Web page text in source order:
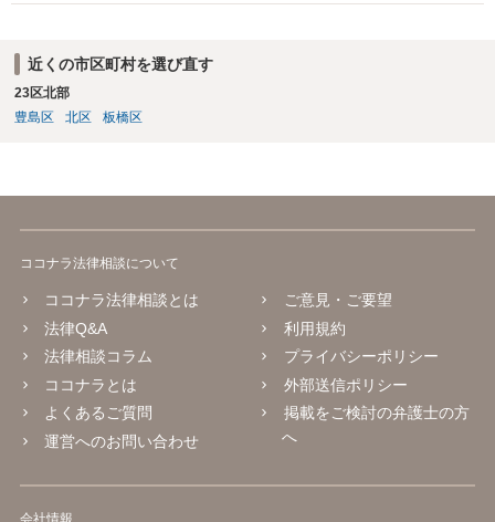
近くの市区町村を選び直す
23区北部
豊島区
北区 板橋区
ココナラ法律相談について
ココナラ法律相談とは
法律Q&A
法律相談コラム
ココナラとは
よくあるご質問
運営へのお問い合わせ
ご意見・ご要望
利用規約
プライバシーポリシー
外部送信ポリシー
掲載をご検討の弁護士の方
へ
会社情報